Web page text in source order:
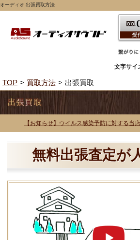
オーディオ 出張買取方法
文字サイ
TOP 買取方法 出張買取
【お知らせ】ウイルス感染予防に対する当
無料出張査定が